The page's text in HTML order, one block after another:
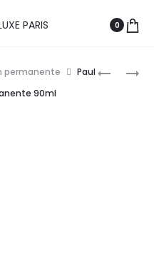
0
L’ORÉAL
permanente
Paul
90ml